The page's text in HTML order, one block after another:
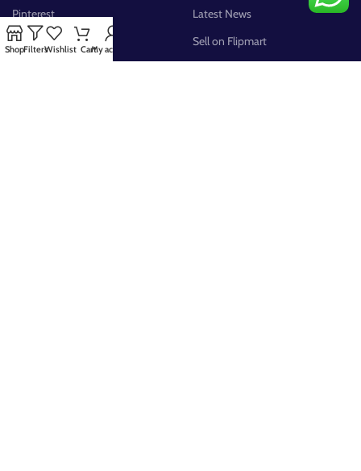
Pinterest
FB Group
Latest News
Sell on Flipmart
ShopFiltersWishlist CartMy account